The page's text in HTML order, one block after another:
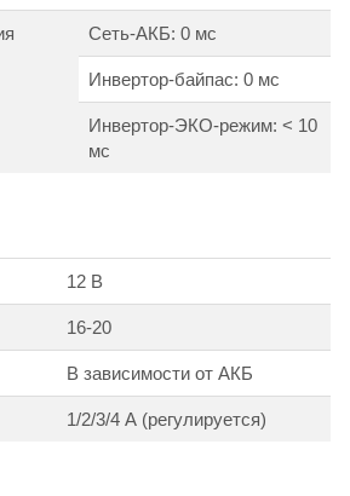
Сеть-АКБ: 0 мс
Инвертор-байпас: 0 мс
Инвертор-ЭКО-режим: < 10
мс
12 В
16-20
В зависимости от АКБ
1/2/3/4 А (регулируется)